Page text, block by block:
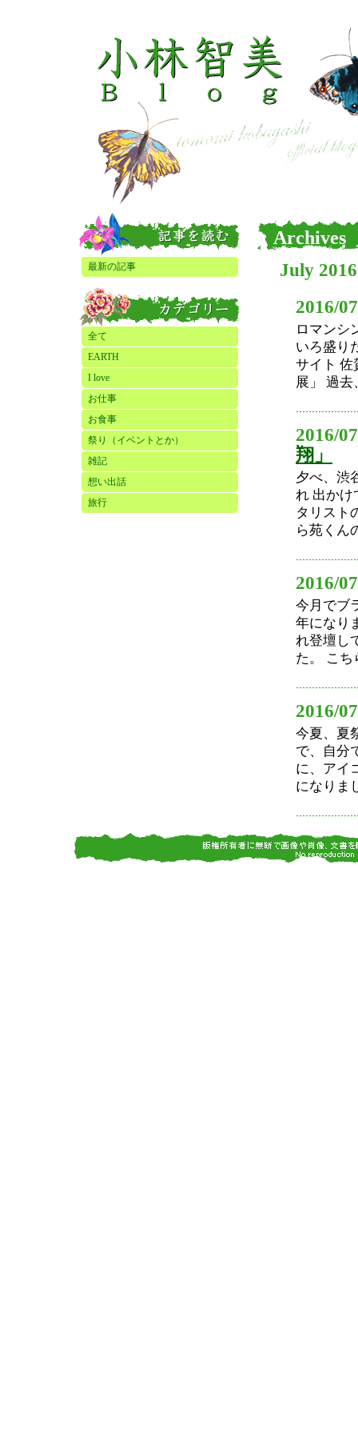
最新の記事
全て
EARTH
I love
お仕事
お食事
祭り（イベントとか）
雑記
想い出話
旅行
Archives
July 2016
2016/
ロマンシ
いろ盛り
サイト 佐
展」 過去
2016/
翔」
夕べ、渋
れ 出かけ
タリスト
ら苑くん
2016/
今月でブ
年になり
れ登壇し
た。 こち
2016/
今夏、夏
で、自分
に、アイ
になりま